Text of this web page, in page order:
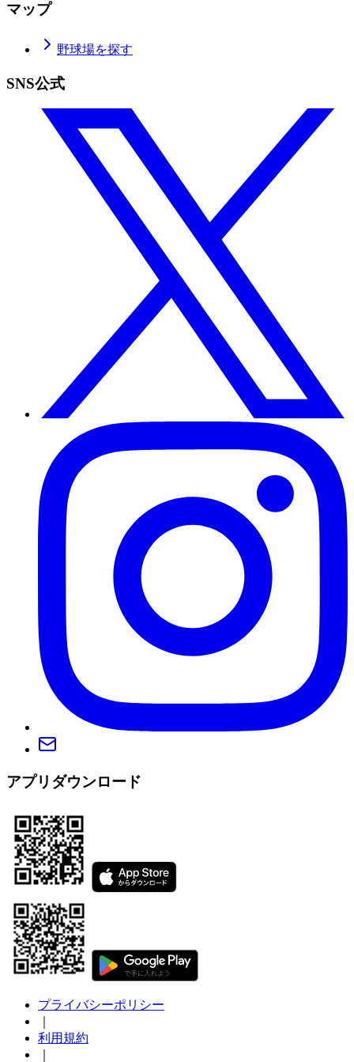
マップ
野球場を探す
SNS公式
アプリダウンロード
プライバシーポリシー
利用規約